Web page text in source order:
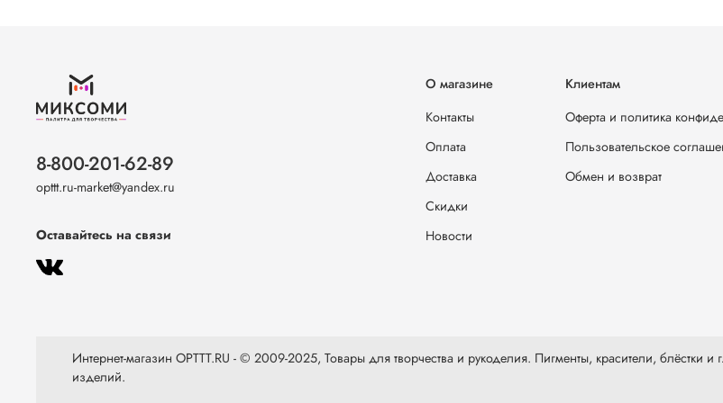
О магазине
Контакты
Оплата
Доставка
Скидки
Новости
Клиентам
Оферта и политика
Пользовательское
Обмен и возврат
8-800-201-62-89
opttt.ru-market@yandex.ru
Оставайтесь на связи
Интернет-магазин OPTTT.RU - © 2009-2025, Товары для творчества и рукоделия. Пигменты, красители, блёстки и
изделий.